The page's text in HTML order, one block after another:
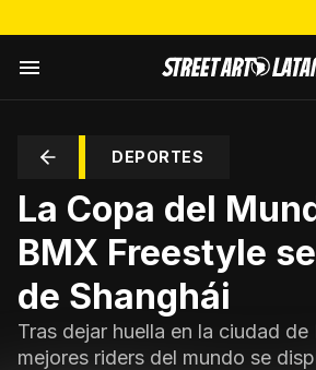
DEPORTES
La Copa del
BMX Freestyle
de Shanghái
Tras dejar huella en la ciudad
mejores riders del mundo se